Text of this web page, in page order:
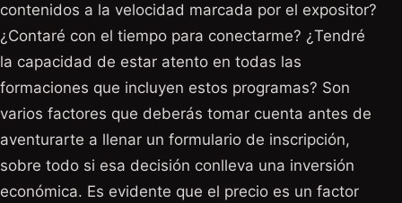
contenidos a la velocidad marcada por el expositor?
¿Contaré con el tiempo para conectarme? ¿Tendré
la capacidad de estar atento en todas las
formaciones que incluyen estos programas? Son
varios factores que deberás tomar cuenta antes de
aventurarte a llenar un formulario de inscripción,
sobre todo si esa decisión conlleva una inversión
económica. Es evidente que el precio es un factor